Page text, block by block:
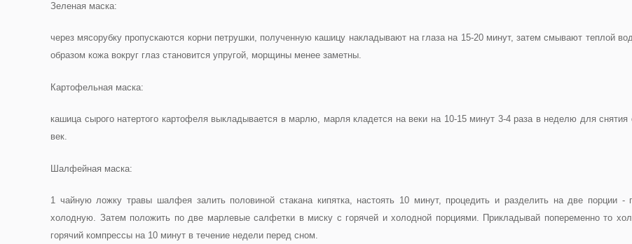
Зеленая маска:
через мясорубку пропускаются корни петрушки, полученную кашицу накладывают на глаза на 15-20 минут, затем смывают теплой
образом кожа вокруг глаз становится упругой, морщины менее заметны.
Картофельная маска:
кашица сырого натертого картофеля выкладывается в марлю, марля кладется на веки на 10-15 минут 3-4 раза в неделю для снятия
век.
Шалфейная маска:
1 чайную ложку травы шалфея залить половиной стакана кипятка, настоять 10 минут, процедить и разделить на две порции -
холодную. Затем положить по две марлевые салфетки в миску с горячей и холодной порциями. Прикладывай попеременно то
горячий компрессы на 10 минут в течение недели перед сном.